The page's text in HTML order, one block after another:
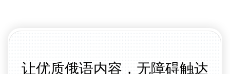
让优质俄语内容，无障碍触达